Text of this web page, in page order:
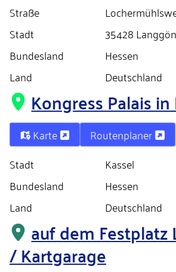
Straße
Stadt
35428
Bundesland
Hessen
Land
Deutschland
Kongress Palais in
Karte
Routenplaner
Stadt
Kassel
Bundesland
Hessen
Land
Deutschland
auf dem Festplatz
/ Kartgarage